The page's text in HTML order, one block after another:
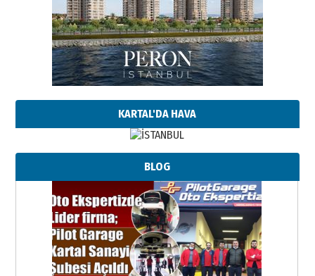
KARTAL'DA HAVA
BLOG